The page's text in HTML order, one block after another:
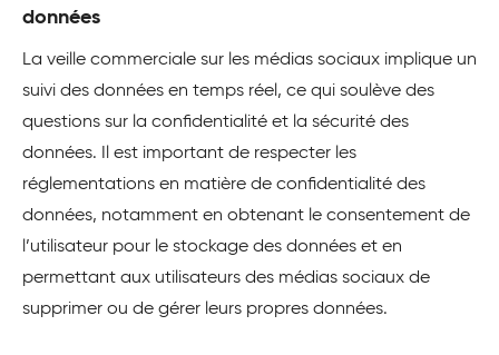
données
La veille commerciale sur les médias sociaux implique un
suivi des données en temps réel, ce qui soulève des
questions sur la confidentialité et la sécurité des
données. Il est important de respecter les
réglementations en matière de confidentialité des
données, notamment en obtenant le consentement de
l’utilisateur pour le stockage des données et en
permettant aux utilisateurs des médias sociaux de
supprimer ou de gérer leurs propres données.